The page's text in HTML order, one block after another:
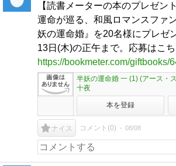
【読書メーターの本のプレゼン
運命が巡る、和風ロマンスファ
妖の運命婚』を20名様にプレゼ
13日(木)の正午まで。応募はこ
https://bookmeter.com/giftbooks/
半妖の運命婚 一 (1) (アース・
十夜
本を登録
ナイス コメント(0) 08/08